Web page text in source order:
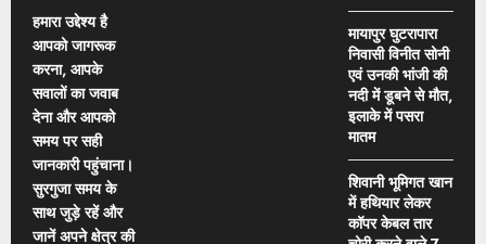
हमारा उद्देश्य है
आपको जागरूक
करना, आपके
सवालों का जवाब
देना और आपको
समय पर सही
जानकारी पहुंचाना।
सुरगुजा समय के
साथ जुड़े रहें और
जानें अपने क्षेत्र की
मायापुर घुटरापारा
निवासी विनीत सोनी
एवं उनकी भांजी की
नदी में डूबने से मौत,
इलाके में पसरा
मातम
शिवानी भूमिगत खान
में हथियार लेकर
कॉपर केबल तार